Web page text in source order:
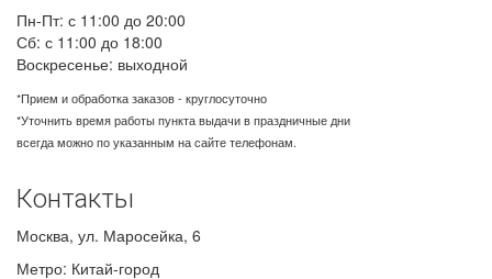
Пн-Пт: с 11:00 до 20:00
Сб: с 11:00 до 18:00
Воскресенье: выходной
*Прием и обработка заказов - круглосуточно
*Уточнить время работы пункта выдачи в праздничные дни
всегда можно по указанным на сайте телефонам.
Контакты
Москва, ул. Маросейка, 6
Метро: Китай-город